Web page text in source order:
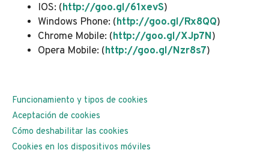
IOS: (http://goo.gl/61xevS)
Windows Phone: (http://goo.gl/Rx8QQ)
Chrome Mobile: (http://goo.gl/XJp7N)
Opera Mobile: (http://goo.gl/Nzr8s7)
Funcionamiento y tipos de cookies
Aceptación de cookies
Cómo deshabilitar las cookies
Cookies en los dispositivos móviles